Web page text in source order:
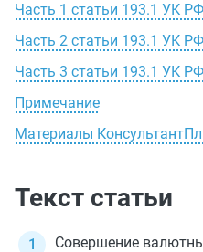
Часть 1 статьи 193.1 УК РФ
Часть 2 статьи 193.1 УК РФ
Часть 3 статьи 193.1 УК РФ
Примечание
Материалы
Текст статьи
Совершение